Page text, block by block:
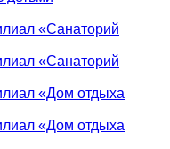
«Санаторий
«Санаторий
«Дом отдыха
«Дом отдыха